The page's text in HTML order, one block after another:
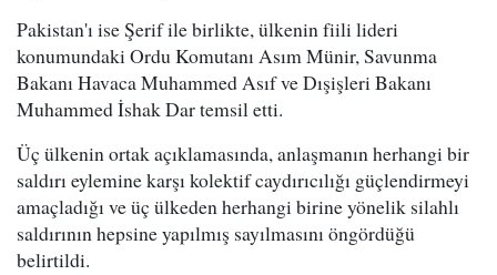
Pakistan'ı ise Şerif ile birlikte, ülkenin fiili lideri
konumundaki Ordu Komutanı Asım Münir, Savunma
Bakanı Havaca Muhammed Asıf ve Dışişleri Bakanı
Muhammed İshak Dar temsil etti.
Üç ülkenin ortak açıklamasında, anlaşmanın herhangi bir
saldırı eylemine karşı kolektif caydırıcılığı güçlendirmeyi
amaçladığı ve üç ülkeden herhangi birine yönelik silahlı
saldırının hepsine yapılmış sayılmasını öngördüğü
belirtildi.